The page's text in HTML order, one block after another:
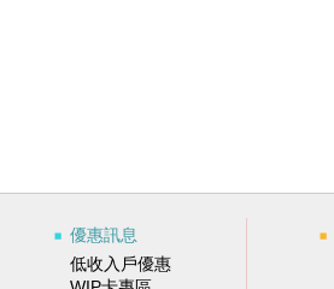
優惠訊息
低收入戶優惠